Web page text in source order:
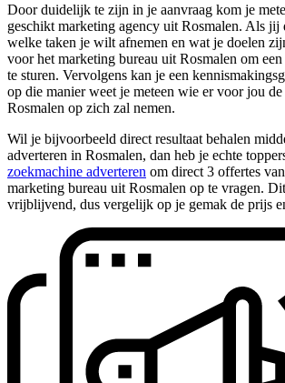
Door duidelijk te zijn in je aanvraag kom je
geschikt marketing agency uit Rosmalen. Als jij
welke taken je wilt afnemen en wat je doelen
voor het marketing bureau uit Rosmalen om
te sturen. Vervolgens kan je een
op die manier weet je meteen wie er voor jou
Rosmalen op zich zal nemen.
Wil je bijvoorbeeld direct resultaat behalen
adverteren in Rosmalen, dan heb je echte
zoekmachine adverteren om direct 3 offertes
marketing bureau uit Rosmalen op te vragen.
vrijblijvend, dus vergelijk op je gemak de prijs